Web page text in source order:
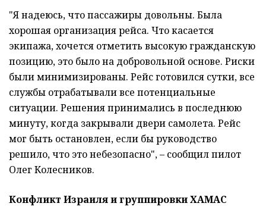
"Я надеюсь, что пассажиры довольны. Была
хорошая организация рейса. Что касается
экипажа, хочется отметить высокую гражданскую
позицию, это было на добровольной основе. Риски
были минимизированы. Рейс готовился сутки, все
службы отрабатывали все потенциальные
ситуации. Решения принимались в последнюю
минуту, когда закрывали двери самолета. Рейс
мог быть остановлен, если бы руководство
решило, что это небезопасно", – сообщил пилот
Олег Колесников.
Конфликт Израиля и группировки ХАМАС